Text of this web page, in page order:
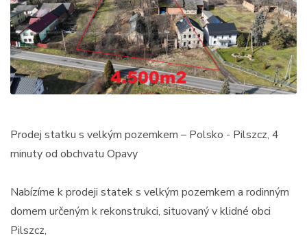
Prodej statku s velkým pozemkem – Polsko - Pilszcz, 4
minuty od obchvatu Opavy
Nabízíme k prodeji statek s velkým pozemkem a rodinným
domem určeným k rekonstrukci, situovaný v klidné obci
Pilszcz,